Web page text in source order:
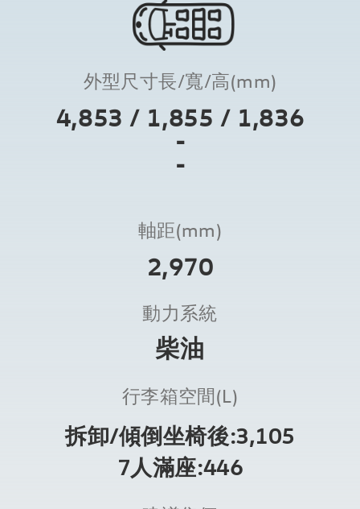
外型尺寸長/寬/高(mm)
4,853 / 1,855 / 1,836
-
-
軸距(mm)
2,970
動力系統
柴油
行李箱空間(L)
拆卸/傾倒坐椅後:3,105
7人滿座:446